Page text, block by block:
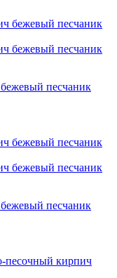
песчаник
песчаник